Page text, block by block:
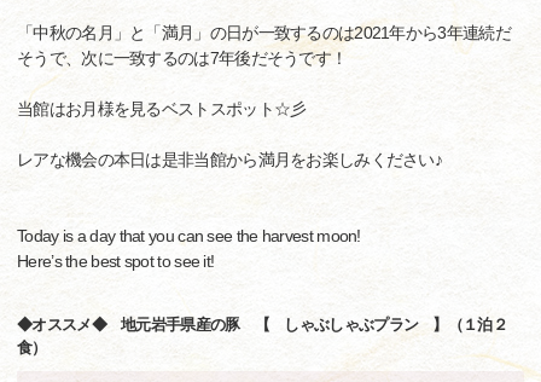
「中秋の名月」と「満月」の日が一致するのは2021年から3年連続だ
そうで、次に一致するのは7年後だそうです！
当館はお月様を見るベストスポット☆彡
レアな機会の本日は是非当館から満月をお楽しみください♪
Today is a day that you can see the harvest moon!
Here’s the best spot to see it!
◆オススメ◆ 地元岩手県産の豚 【 しゃぶしゃぶプラン 】（１泊２
食）